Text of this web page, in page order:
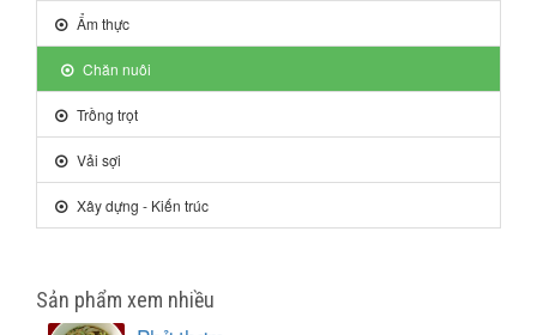
Ẩm thực
Chăn nuôi
Trồng trọt
Vải sợi
Xây dựng - Kiến trúc
Sản phẩm xem nhiều